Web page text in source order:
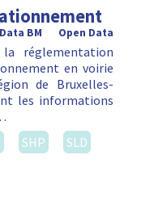
Open Data
Data BM
réglementation
en voirie
de Bruxelles-
les informations
SHP
SLD